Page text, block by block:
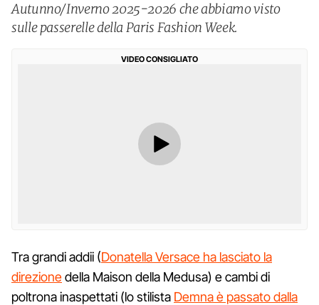
Autunno/Inverno 2025-2026 che abbiamo visto
sulle passerelle della Paris Fashion Week.
VIDEO CONSIGLIATO
Tra grandi addii (Donatella Versace ha lasciato la
direzionedella Maison della Medusa) e cambi di
poltrona inaspettati (lo stilista Demna è passato dalla